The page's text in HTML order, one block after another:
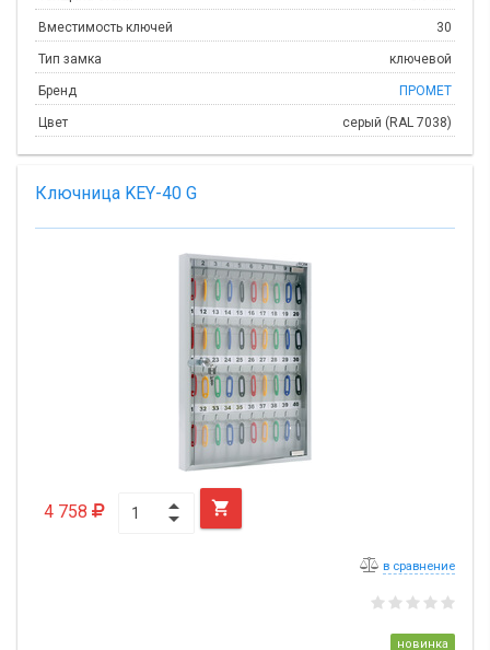
Вместимость ключей 30
Тип замка ключевой
Бренд ПРОМЕТ
Цвет серый (RAL 7038)
Ключница KEY-40 G
4 758 
в сравнение
новинка